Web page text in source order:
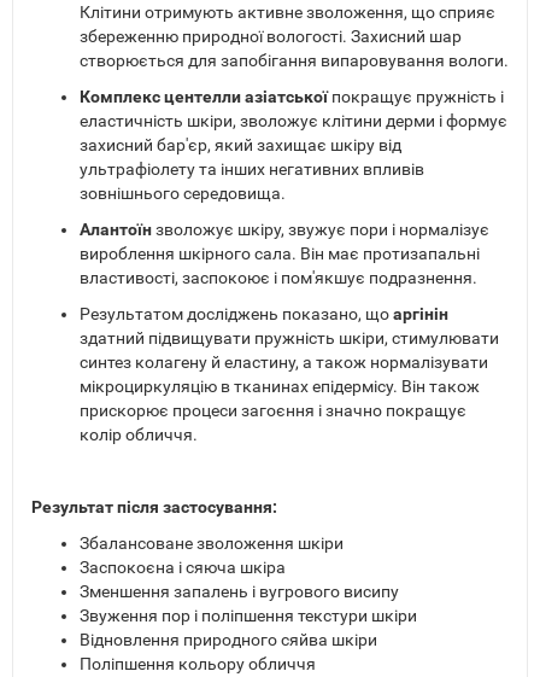
Клітини отримують активне зволоження, що сприяє
збереженню природної вологості. Захисний шар
створюється для запобігання випаровування вологи.
Комплекс центелли азіатськоїпокращує пружність і
еластичність шкіри, зволожує клітини дерми і формує
захисний бар'єр, який захищає шкіру від
ультрафіолету та інших негативних впливів
зовнішнього середовища.
Алантоїнзволожує шкіру, звужує пори і нормалізує
вироблення шкірного сала. Він має протизапальні
властивості, заспокоює і пом'якшує подразнення.
Результатом досліджень показано, щоаргінін
здатний підвищувати пружність шкіри, стимулювати
синтез колагену й еластину, а також нормалізувати
мікроциркуляцію в тканинах епідермісу. Він також
прискорює процеси загоєння і значно покращує
колір обличчя.
Результат після застосування:
Збалансоване зволоження шкіри
Заспокоєна і сяюча шкіра
Зменшення запалень і вугрового висипу
Звуження пор і поліпшення текстури шкіри
Відновлення природного сяйва шкіри
Поліпшення кольору обличчя